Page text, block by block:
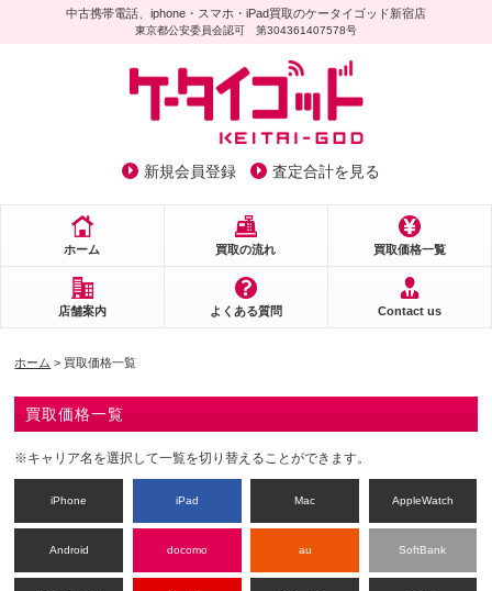
中古携帯電話、iphone・スマホ・iPad買取のケータイゴッド新宿店
東京都公安委員会認可 第304361407578号
新規会員登録 査定合計を見る
ホーム 買取の流れ 買取価格一覧
店舗案内 よくある質問 Contact us
ホーム > 買取価格一覧
買取価格一覧
※キャリア名を選択して一覧を切り替えることができます。
iPhone iPad Mac AppleWatch
Android docomo au SoftBank